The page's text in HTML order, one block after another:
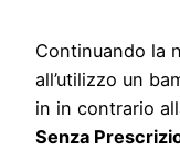
Continuando la
all’utilizzo un
in in contrario
Senza